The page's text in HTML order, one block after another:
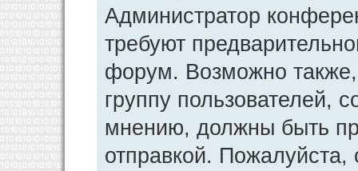
Администратор
требуют
форум. Возможно
группу пользователей,
мнению, должны быть
отправкой.